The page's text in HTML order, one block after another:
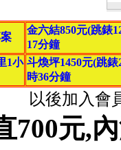
金六結850元(跳錶
17分鐘
1小 斗煥坪1450元(跳錶
時36分鐘
以後加入會
700元,